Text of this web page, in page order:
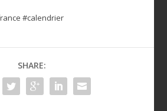
#calendrier
SHARE: